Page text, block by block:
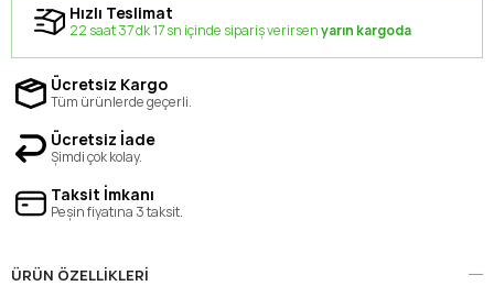
Hızlı Teslimat
22 saat 37 dk 17 sn içinde sipariş verirsenyarın kargoda
Ücretsiz Kargo
Tüm ürünlerde geçerli.
Ücretsiz İade
Şimdi çok kolay.
Taksit İmkanı
Peşin fiyatına 3 taksit.
ÜRÜN ÖZELLIKLERI